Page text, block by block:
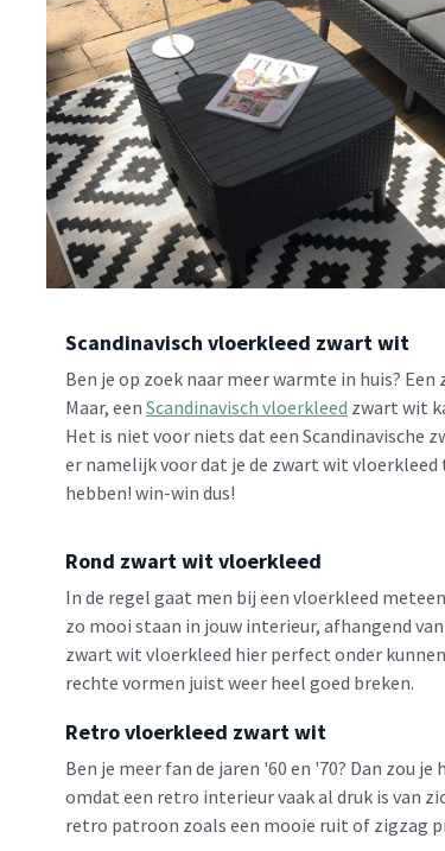
Scandinavisch vloerkleed zwart wit
Ben je op zoek naar meer warmte in huis?
Maar, een Scandinavisch vloerkleed zwart wit
Het is niet voor niets dat een Scandinavische
er namelijk voor dat je de zwart wit
hebben! win-win dus!
Rond zwart wit vloerkleed
In de regel gaat men bij een vloerkleed
zo mooi staan in jouw interieur, afhangend
zwart wit vloerkleed hier perfect onder
rechte vormen juist weer heel goed breken.
Retro vloerkleed zwart wit
Ben je meer fan de jaren '60 en '70? Dan zou je
omdat een retro interieur vaak al druk is van
retro patroon zoals een mooie ruit of zigzag